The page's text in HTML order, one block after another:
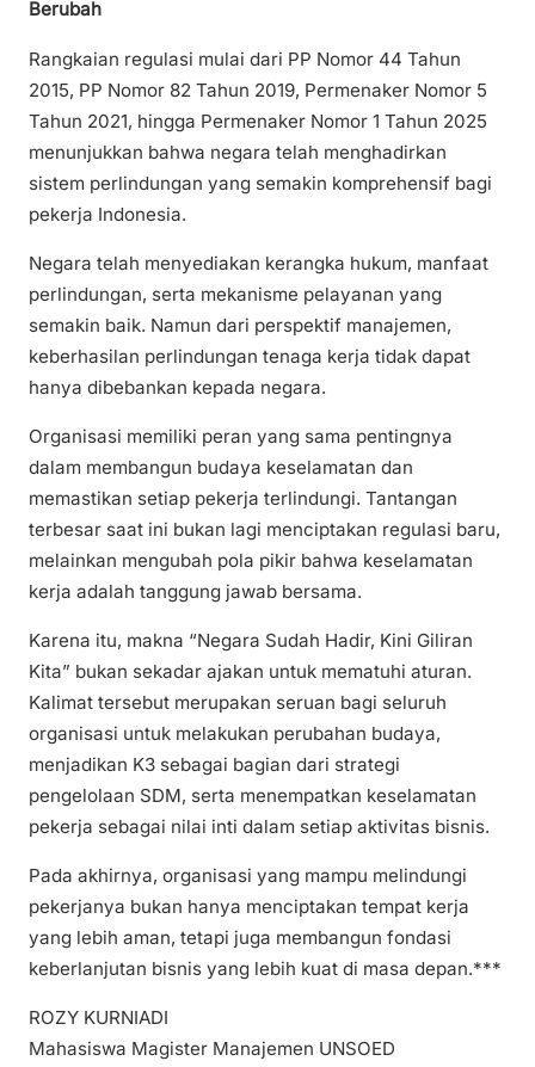
Berubah
Rangkaian regulasi mulai dari PP Nomor 44 Tahun
2015, PP Nomor 82 Tahun 2019, Permenaker Nomor 5
Tahun 2021, hingga Permenaker Nomor 1 Tahun 2025
menunjukkan bahwa negara telah menghadirkan
sistem perlindungan yang semakin komprehensif bagi
pekerja Indonesia.
Negara telah menyediakan kerangka hukum, manfaat
perlindungan, serta mekanisme pelayanan yang
semakin baik. Namun dari perspektif manajemen,
keberhasilan perlindungan tenaga kerja tidak dapat
hanya dibebankan kepada negara.
Organisasi memiliki peran yang sama pentingnya
dalam membangun budaya keselamatan dan
memastikan setiap pekerja terlindungi. Tantangan
terbesar saat ini bukan lagi menciptakan regulasi baru,
melainkan mengubah pola pikir bahwa keselamatan
kerja adalah tanggung jawab bersama.
Karena itu, makna “Negara Sudah Hadir, Kini Giliran
Kita” bukan sekadar ajakan untuk mematuhi aturan.
Kalimat tersebut merupakan seruan bagi seluruh
organisasi untuk melakukan perubahan budaya,
menjadikan K3 sebagai bagian dari strategi
pengelolaan SDM, serta menempatkan keselamatan
pekerja sebagai nilai inti dalam setiap aktivitas bisnis.
Pada akhirnya, organisasi yang mampu melindungi
pekerjanya bukan hanya menciptakan tempat kerja
yang lebih aman, tetapi juga membangun fondasi
keberlanjutan bisnis yang lebih kuat di masa depan.***
ROZY KURNIADI
Mahasiswa Magister Manajemen UNSOED